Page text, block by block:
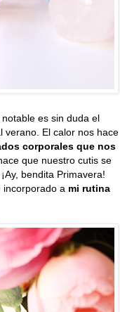
es sin duda el
verano. El calor nos hace
corporales que nos
que nuestro cutis se
¡Ay, bendita Primavera!
incorporado a mi rutina